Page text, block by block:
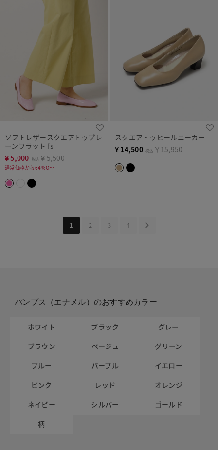
ソフトレザースクエアトゥプレ
ーンフラット fs
¥5,000 税込 ￥5,500
通常価格から64%OFF
スクエアトゥヒールニーカー
¥ 14,500 税込 ￥15,950
1 2 3 4
パンプス（エナメル）のおすすめカラー
ホワイト ブラック
グレー
ブラウン
ベージュ
グリーン
ブルー
パープル
イエロー
ピンク
レッド
オレンジ
ネイビー
シルバー
ゴールド
柄